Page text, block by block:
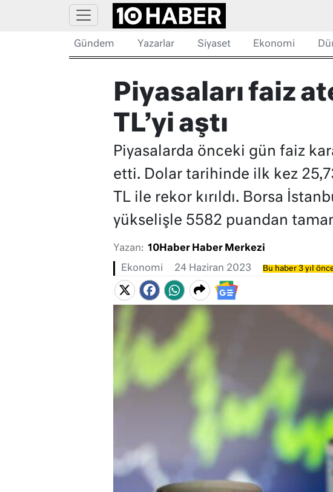
Gündem Yazarlar Siyaset Ekonomi
Piyasaları faiz
TL’yi aştı
Piyasalarda önceki gün faiz
etti. Dolar tarihinde ilk kez
TL ile rekor kırıldı. Borsa
yükselişle 5582 puandan
Yazan: 10Haber Haber Merkezi
Ekonomi 24 Haziran 2023 Bu haber 3 yıl